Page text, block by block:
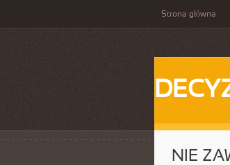
Strona główna
NIE